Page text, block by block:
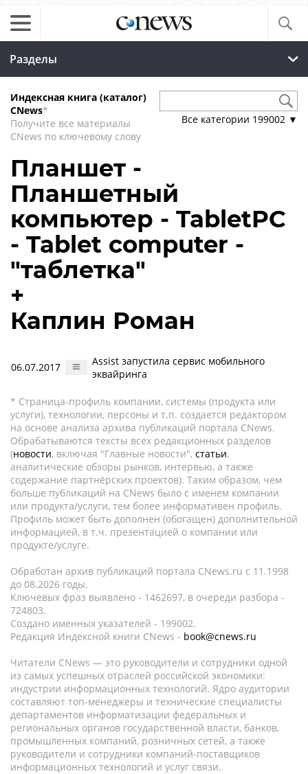
Разделы
Индексная книга (каталог)
CNews*
Получите все материалы
CNews по ключевому слову
Все категории 199002 ▼
Планшет -
Планшетный
компьютер - TabletPC
- Tablet computer -
"таблетка"
+
Каплин Роман
06.07.2017
Assist запустила сервис мобильного
эквайринга
* Страница-профиль компании, системы (продукта или
услуги), технологии, персоны и т.п. создается редактором
на основе анализа архива публикаций портала CNews.
Обрабатываются тексты всех редакционных разделов
(новости, включая "Главные новости", статьи,
аналитические обзоры рынков, интервью, а также
содержание партнёрских проектов). Таким образом, чем
больше публикаций на CNews было с именем компании
или продукта/услуги, тем более информативен профиль.
Профиль может быть дополнен (обогащен) дополнительной
информацией, в т.ч. презентацией о компании или
продукте/услуге.
Обработан архив публикаций портала CNews.ru c 11.1998
до 08.2026 годы.
Ключевых фраз выявлено - 1462697, в очереди разбора -
724803.
Создано именных указателей - 199002.
Редакция Индексной книги CNews - book@cnews.ru
Читатели CNews — это руководители и сотрудники одной
из самых успешных отраслей российской экономики:
индустрии информационных технологий. Ядро аудитории
составляют топ-менеджеры и технические специалисты
департаментов информатизации федеральных и
региональных органов государственной власти, банков,
промышленных компаний, розничных сетей, а также
руководители и сотрудники компаний-поставщиков
информационных технологий и услуг связи.